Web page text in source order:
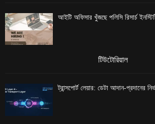
আইটি অফিসার খুঁজছে পলিসি রিসার্চ
টিউটোরিয়াল
ট্রান্সপোর্ট লেয়ার: ডেটা আদান-প্রদানের